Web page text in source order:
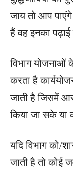
जाय तो आप
हैं वह इनका पढ़ाई
विभाग योजनाओं
करता है
जाती है जिसमें
किया जा सके या
यदि विभाग को/
जाती है तो कोई